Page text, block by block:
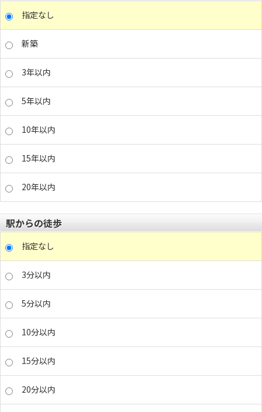
指定なし
新築
3年以内
5年以内
10年以内
15年以内
20年以内
駅からの徒歩
指定なし
3分以内
5分以内
10分以内
15分以内
20分以内